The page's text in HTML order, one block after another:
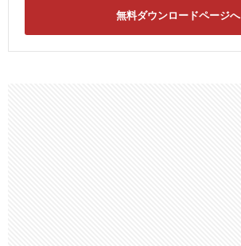
無料ダウンロードページへ